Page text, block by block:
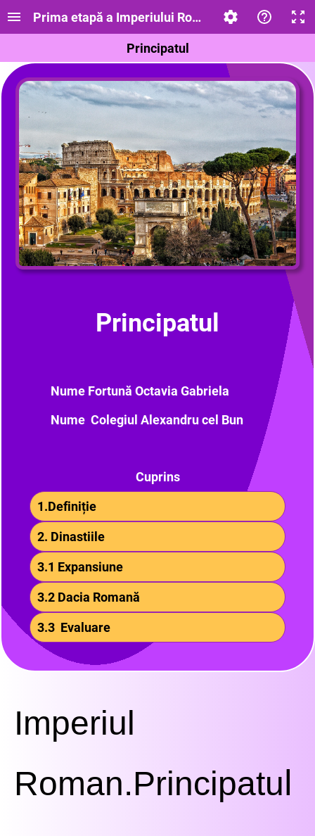
Prima etapă a Imperiului Roman.Principatul
Principatul
Principatul
Nume Fortună Octavia Gabriela
Nume Colegiul Alexandru cel Bun
Cuprins
1.Definiție
2. Dinastiile
3.1 Expansiune
3.2 Dacia Romană
3.3 Evaluare
Imperiul
Roman.Principatu